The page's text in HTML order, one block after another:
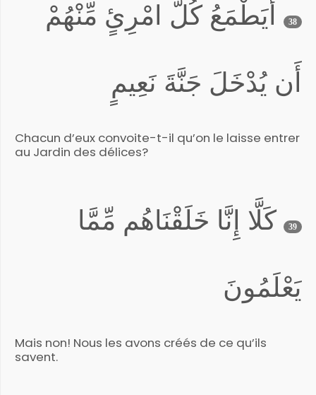
38 أَيَطْمَعُ كُلُّ امْرِئٍ مِّنْهُمْ
أَن يُدْخَلَ جَنَّةَ نَعِيمٍ
Chacun d’eux convoite-t-il qu’on le laisse entrer
au Jardin des délices?
39 كَلَّا إِنَّا خَلَقْنَاهُم مِّمَّا
يَعْلَمُونَ
Mais non! Nous les avons créés de ce qu’ils
savent.